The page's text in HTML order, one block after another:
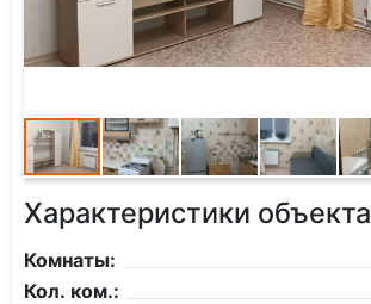
Характеристики объекта
Комнаты:
Кол. ком.: